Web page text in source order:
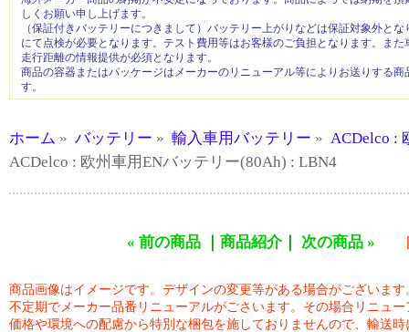
しくお願い申し上げます。
（保証付きバッテリーにつきまして）バッテリー上がりなどは保証対象外と
にて点検が必要となります。テスト費用等はお客様のご負担となります。ま
走行距離の情報提供が必須となります。
商品の容器またはパッケージはメーカーのリニューアル等によりお送りする
す。
ホーム » バッテリー » 輸入車用バッテリー » ACDelco :
ACDelco : 欧州車用ENバッテリー(80Ah) : LBN4
« 前の商品 商品紹介｜ 次の商品 »
商品画像はイメージです。デザインの変更等がある場合がございます
不定期でメーカー品番リニューアルがごさいます。その場合リニュ
価格や環境への配慮から特別な梱包を施しておりませんので、輸送